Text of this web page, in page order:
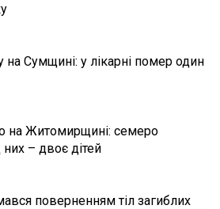
Сумщині: у лікарні помер один
на Житомирщині: семеро
– двоє дітей
поверненням тіл загиблих